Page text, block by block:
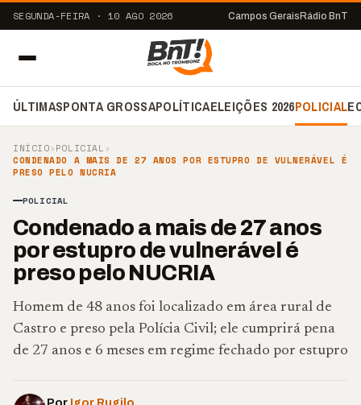
SEGUNDA-FEIRA · 10 AGO 2026 Campos Gerais Rádio BnT
ÚLTIMASPONTA GROSSAPOLÍTICAELEIÇÕES 2026POLICIAL
INÍCIO›POLICIAL ›
CONDENADO A MAIS DE 27 ANOS POR ESTUPRO DE VULNERÁVEL É
PRESO PELO NUCRIA
POLICIAL
Condenado a mais de 27 anos
por estupro de vulnerável é
preso pelo NUCRIA
Homem de 48 anos foi localizado em área rural de
Castro e preso pela Polícia Civil; ele cumprirá pena
de 27 anos e 6 meses em regime fechado por estupro
Por Igor Rugilo